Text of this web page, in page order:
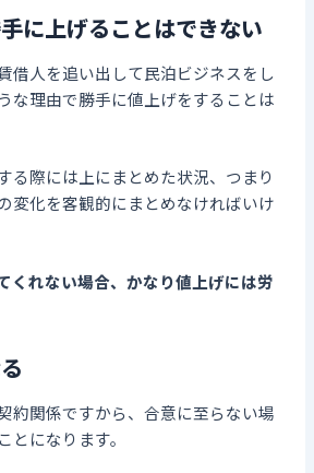
に上げることはできない
借人を追い出して民泊ビジネスをし
な理由で勝手に値上げをすることは
る際には上にまとめた状況、つまり
変化を客観的にまとめなければいけ
くれない場合、かなり値上げには労
約関係ですから、合意に至らない場
とになります。